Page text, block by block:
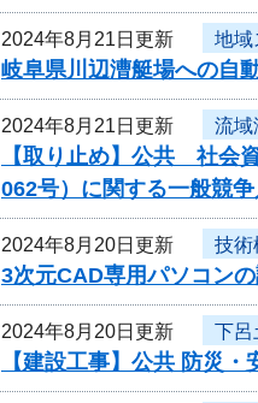
2024年8月21日更新 地域
岐阜県川辺漕艇場への自
2024年8月21日更新 流域
【取り止め】公共 社会
062号）に関する一般競
2024年8月20日更新 技術
3次元CAD専用パソコン
2024年8月20日更新 下呂
【建設工事】公共 防災